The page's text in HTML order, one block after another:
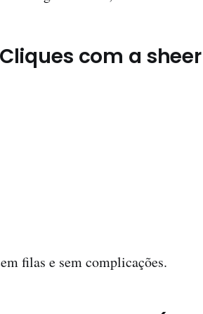
com a
filas e sem complicações.